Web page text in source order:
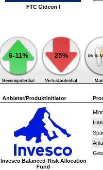
FTC Gideon I
6-11% 25% Multi-
Anbieter/Produktinitiator
Invesco Balanced-Risk Allocation
Fund